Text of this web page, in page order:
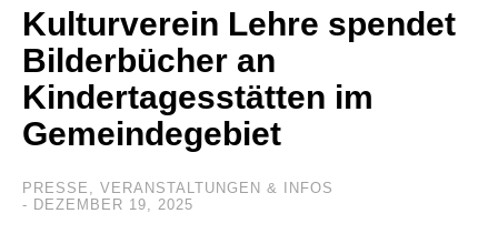
Kulturverein Lehre spendet
Bilderbücher an
Kindertagesstätten im
Gemeindegebiet
PRESSE , VERANSTALTUNGEN & INFOS
DEZEMBER 19, 2025